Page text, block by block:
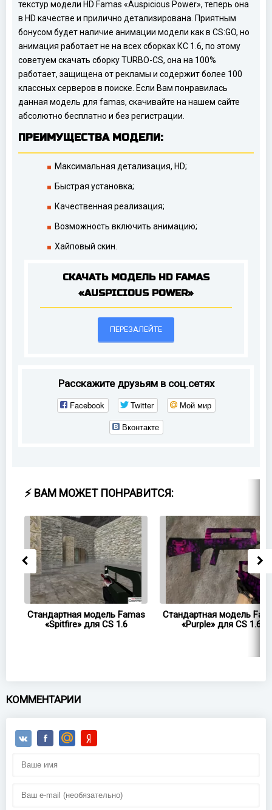
текстур модели HD Famas «Auspicious Power», теперь она
в HD качестве и прилично детализирована. Приятным
бонусом будет наличие анимации модели как в CS:GO, но
анимация работает не на всех сборках КС 1.6, по этому
советуем скачать сборку TURBO-CS, она на 100%
работает, защищена от рекламы и содержит более 100
классных серверов в поиске. Если Вам понравилась
данная модель для famas, скачивайте на нашем сайте
абсолютно бесплатно и без регистрации.
ПРЕИМУЩЕСТВА МОДЕЛИ:
Максимальная детализация, HD;
Быстрая установка;
Качественная реализация;
Возможность включить анимацию;
Хайповый скин.
СКАЧАТЬ МОДЕЛЬ HD FAMAS
«AUSPICIOUS POWER»
ПЕРЕЗАЛЕЙТЕ
Расскажите друзьям в соц.сетях
Facebook Twitter
Мой мир
Вконтакте
⚡ ВАМ МОЖЕТ ПОНРАВИТСЯ:
Стандартная модель Famas
«Spitfire» для CS 1.6
Стандартная модель
«Purple» для CS 1.6
КОММЕНТАРИИ